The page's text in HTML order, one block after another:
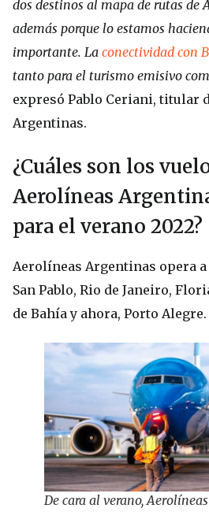
dos destinos al mapa de rutas de
además porque lo estamos
importante. La conectividad con
tanto para el turismo emisivo
expresó Pablo Ceriani, titular
Argentinas.
¿Cuáles son los
Aerolíneas
para el verano 2022?
Aerolíneas Argentinas opera
San Pablo, Rio de Janeiro,
de Bahía y ahora, Porto Alegre.
De cara al verano,